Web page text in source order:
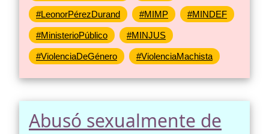
#LeonorPérezDurand #MIMP #MINDEF
#MinisterioPúblico #MINJUS
#ViolenciaDeGénero #ViolenciaMachista
Abusó sexualmente de